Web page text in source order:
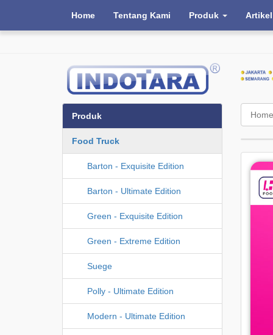
Home Tentang Kami Produk Artikel
Home
Produk
Food Truck
Barton - Exquisite Edition
Barton - Ultimate Edition
Green - Exquisite Edition
Green - Extreme Edition
Suege
Polly - Ultimate Edition
Modern - Ultimate Edition